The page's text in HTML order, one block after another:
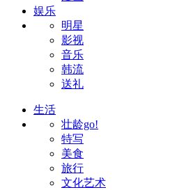
娱乐
明星
影视
音乐
韩流
送礼
生活
壮龄go!
特写
美食
旅行
文化艺术